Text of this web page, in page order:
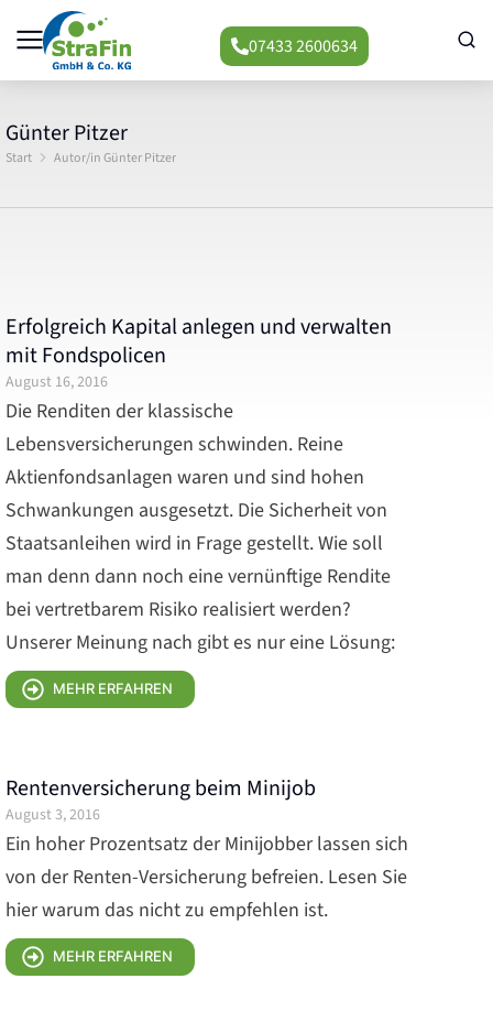
07433 2600634
Günter Pitzer
Sie befinden sich hier:
Start Autor/in Günter Pitzer
Erfolgreich Kapital anlegen und verwalten
mit Fondspolicen
August 16, 2016
Die Renditen der klassische
Lebensversicherungen schwinden. Reine
Aktienfondsanlagen waren und sind hohen
Schwankungen ausgesetzt. Die Sicherheit von
Staatsanleihen wird in Frage gestellt. Wie soll
man denn dann noch eine vernünftige Rendite
bei vertretbarem Risiko realisiert werden?
Unserer Meinung nach gibt es nur eine Lösung:
MEHR ERFAHREN
Rentenversicherung beim Minijob
August 3, 2016
Ein hoher Prozentsatz der Minijobber lassen sich
von der Renten-Versicherung befreien. Lesen Sie
hier warum das nicht zu empfehlen ist.
MEHR ERFAHREN